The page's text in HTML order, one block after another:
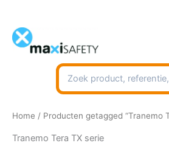
inhoud
Zoeken
naar:
Home / Producten getagged “Tranemo
Tranemo Tera TX serie